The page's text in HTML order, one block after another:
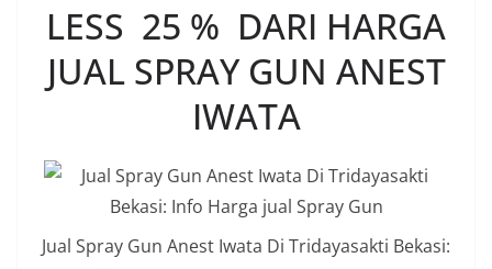
LESS 25 % DARI HARGA
JUAL SPRAY GUN ANEST
IWATA
Jual Spray Gun Anest Iwata Di Tridayasakti Bekasi: